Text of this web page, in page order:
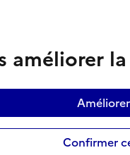
améliorer
Confirmer